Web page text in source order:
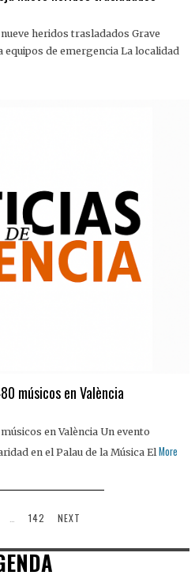
heridos trasladados Grave
equipos de emergencia La localidad
músicos en València
en València Un evento
en el Palau de la Música El More
142 NEXT